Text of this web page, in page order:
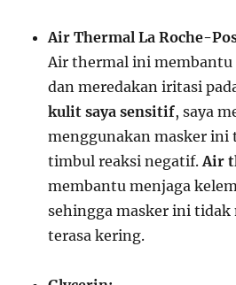
Air Thermal La Roche-
Air thermal ini membantu
dan meredakan iritasi
kulit saya sensitif, saya
menggunakan masker ini
timbul reaksi negatif.Air
membantu menjaga
sehingga masker ini
terasa kering.